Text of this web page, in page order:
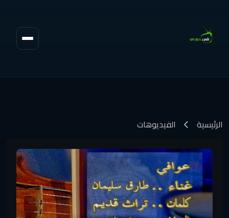
الرئيسية الفيديوهات